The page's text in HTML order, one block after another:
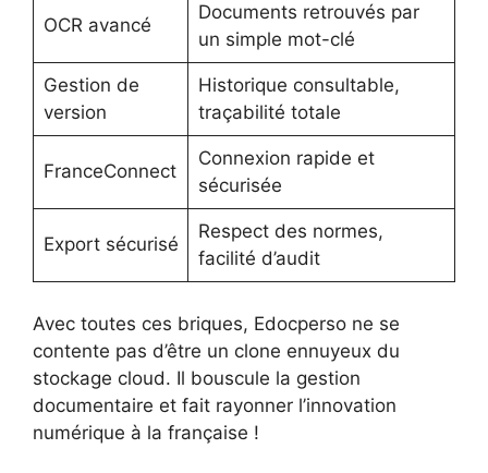
OCR avancé
Documents retrouvés par
un simple mot-clé
Gestion de
version
Historique consultable,
traçabilité totale
FranceConnect
Connexion rapide et
sécurisée
Export sécurisé
Respect des normes,
facilité d’audit
Avec toutes ces briques, Edocperso ne se
contente pas d’être un clone ennuyeux du
stockage cloud. Il bouscule la gestion
documentaire et fait rayonner l’innovation
numérique à la française !